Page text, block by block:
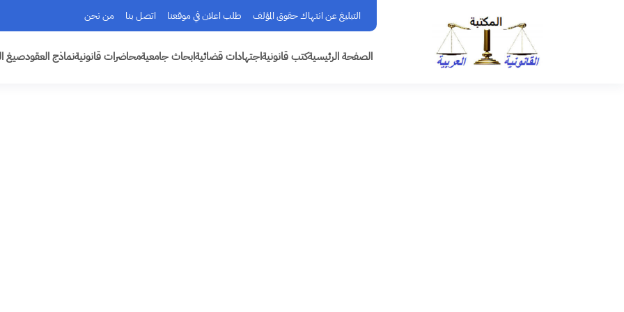
التبليغ عن انتهاك حقوق المؤلف طلب اعلان في موقعنا اتصل بنا من نحن
الصفحة الرئيسيةكتب قانونيةاجتهادات قضائيةابحاث جامعيةمحاضرات قانونيةنماذج العقودصيغ